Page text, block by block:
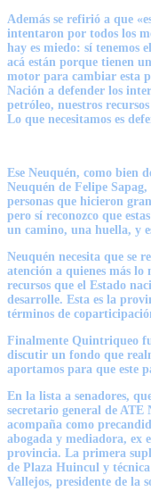
Además se refirió a que
intentaron por todos los
hay es miedo: sí tenemos
acá están porque tienen
motor para cambiar esta
Nación a defender los
petróleo, nuestros
Lo que necesitamos es
Ese Neuquén, como bien
Neuquén de Felipe
personas que hicieron
pero sí reconozco que
un camino, una huella, y
Neuquén necesita que se
atención a quienes más lo
recursos que el Estado
desarrolle. Esta es la
términos de
Finalmente Quintriqueo
discutir un fondo que
aportamos para que este
En la lista a senadores,
secretario general de
acompaña como
abogada y mediadora, ex
provincia. La primera
de Plaza Huincul y
Vallejos, presidente de la